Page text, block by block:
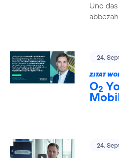
Und
24.
ZITAT
O2
24.